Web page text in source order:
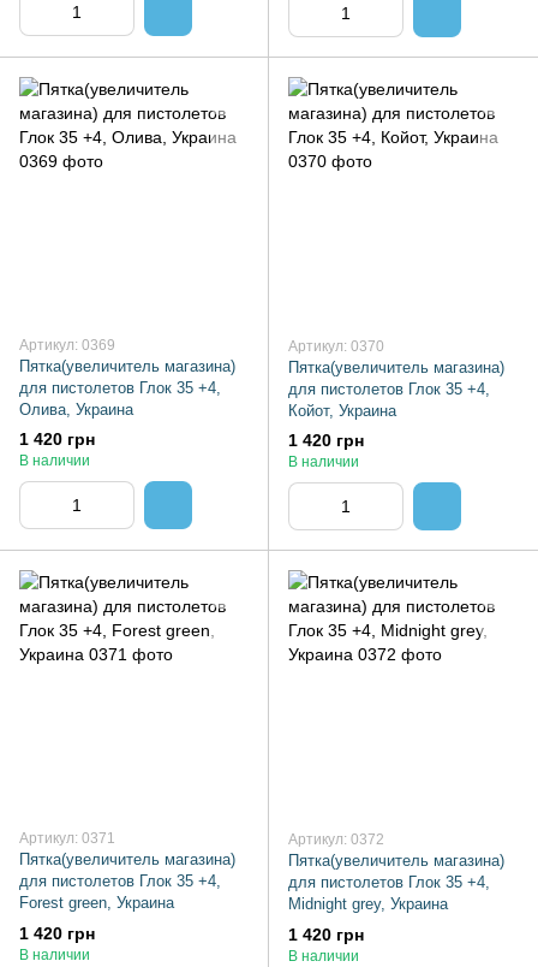
Артикул: 0369
Пятка(увеличитель магазина)
для пистолетов Глок 35 +4,
Олива, Украина
1 420 грн
В наличии
Артикул: 0370
Пятка(увеличитель магазина)
для пистолетов Глок 35 +4,
Койот, Украина
1 420 грн
В наличии
Артикул: 0371
Пятка(увеличитель магазина)
для пистолетов Глок 35 +4,
Forest green, Украина
1 420 грн
В наличии
Артикул: 0372
Пятка(увеличитель магазина)
для пистолетов Глок 35 +4,
Midnight grey, Украина
1 420 грн
В наличии